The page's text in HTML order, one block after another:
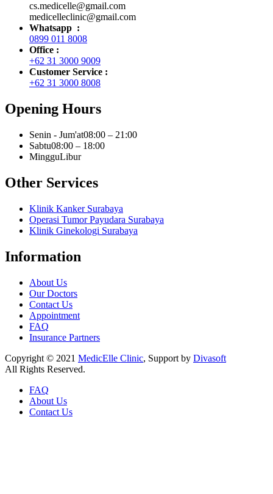
cs.medicelle@gmail.com
medicelleclinic@gmail.com
Whatsapp :
0899 011 8008
Office :
+62 31 3000 9009
Customer Service :
+62 31 3000 8008
Opening Hours
Senin - Jum'at08:00 – 21:00
Sabtu08:00 – 18:00
MingguLibur
Other Services
Klinik Kanker Surabaya
Operasi Tumor Payudara Surabaya
Klinik Ginekologi Surabaya
Information
About Us
Our Doctors
Contact Us
Appointment
FAQ
Insurance Partners
Copyright © 2021 MedicElle Clinic, Support by Divasoft
All Rights Reserved.
FAQ
About Us
Contact Us